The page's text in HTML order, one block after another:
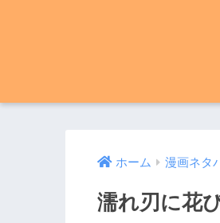
ホーム 漫画ネタ
濡れ刃に花